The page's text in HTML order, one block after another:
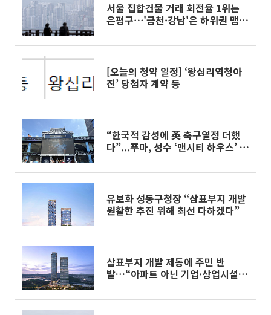
서울 집합건물 거래 회전율 1위는
은평구⋯'금천·강남'은 하위권 맴돌
[오늘의 청약 일정] ‘왕십리역청아
진’ 당첨자 계약 등
“한국적 감성에 英 축구열정 더했
다”...푸마, 성수 ‘맨시티 하우스’ 팝
유보화 성동구청장 “삼표부지 개발
원활한 추진 위해 최선 다하겠다”
삼표부지 개발 제동에 주민 반
발…“아파트 아닌 기업·상업시설